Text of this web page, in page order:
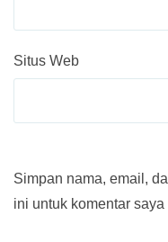
Situs Web
Simpan nama, email,
ini untuk komentar saya